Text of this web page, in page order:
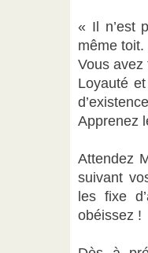
« Il n’est
même toit.
Vous avez
Loyauté
Apprenez
Attendez
suivant
les fixe
obéissez !